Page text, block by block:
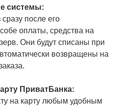
системы:
после его
оплаты, средства на
Они будут списаны при
возвращены на
ПриватБанка:
на карту любым удобным